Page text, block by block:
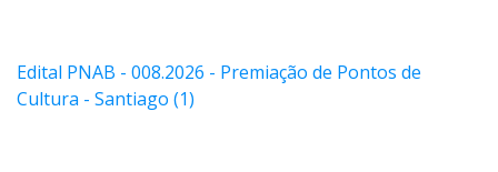
Edital PNAB - 008.2026 - Premiação de Pontos de
Cultura - Santiago (1)